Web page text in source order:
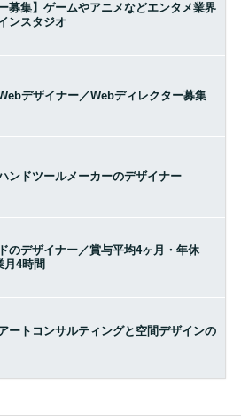
募集】ゲームやアニメなどエンタメ業界
ンスタジオ
デザイナー／Webディレクター募集
ンドツールメーカーのデザイナー
のデザイナー／賞与平均4ヶ月・年休
月4時間
ートコンサルティングと空間デザインの